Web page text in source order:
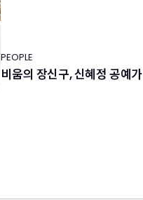
PEOPLE
비움의 장신구, 신혜정 공예가